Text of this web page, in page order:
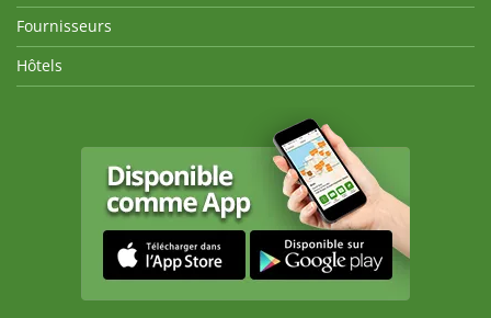
Fournisseurs
Hôtels